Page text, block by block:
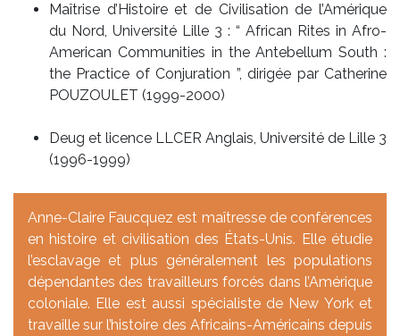
Maîtrise d’Histoire et de Civilisation de l’Amérique
du Nord, Université Lille 3 : “ African Rites in Afro-
American Communities in the Antebellum South :
the Practice of Conjuration ”, dirigée par Catherine
POUZOULET (1999-2000)
Deug et licence LLCER Anglais, Université de Lille 3
(1996-1999)
Anne-Claire Faucquez est maîtresse de conférences
en histoire et civilisation des États-Unis. Elle étudie
l’esclavage et plus généralement les populations
dépendantes des travailleurs forcés dans l’Amérique
coloniale. Elle est aussi spécialiste de New York et
travaille sur l’histoire des Africains-Américains depuis